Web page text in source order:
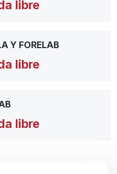
libre
Y FORELAB
libre
libre